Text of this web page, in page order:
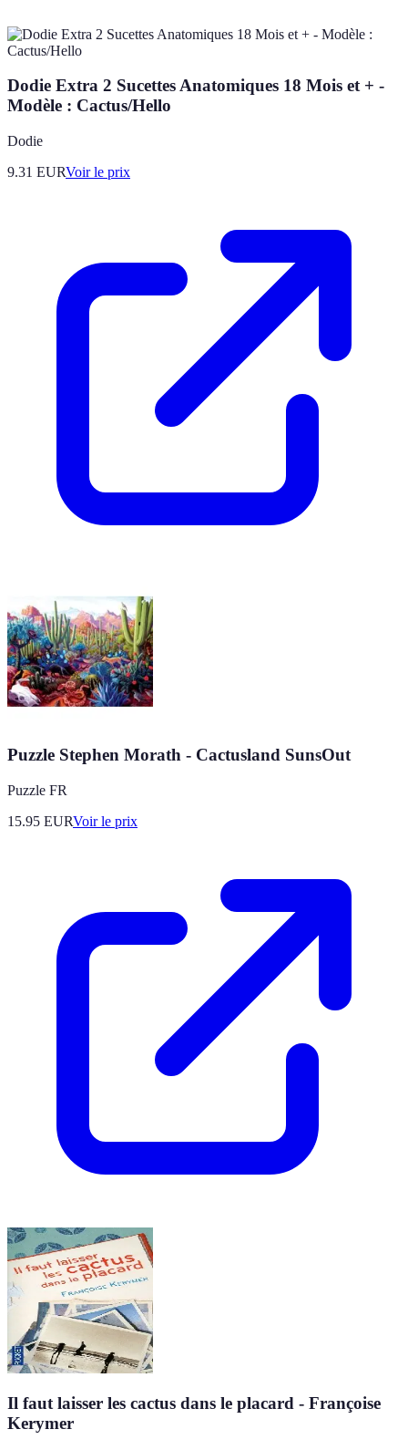
Dodie Extra 2 Sucettes Anatomiques 18 Mois et + -
Modèle : Cactus/Hello
Dodie
9.31 EURVoir le prix
Puzzle Stephen Morath - Cactusland SunsOut
Puzzle FR
15.95 EURVoir le prix
Il faut laisser les cactus dans le placard - Françoise
Kerymer